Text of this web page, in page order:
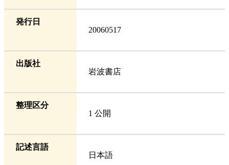
発行日
20060517
出版社
岩波書店
整理区分
1 公開
記述言語
日本語